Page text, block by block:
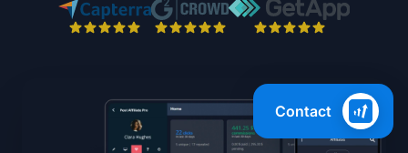
Contact